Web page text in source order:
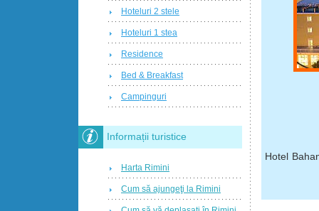
Hotel
Hoteluri 2 stele
Hoteluri 1 stea
Residence
Bed & Breakfast
Campinguri
Informații turistice
Harta Rimini
Cum să ajungeţi la Rimini